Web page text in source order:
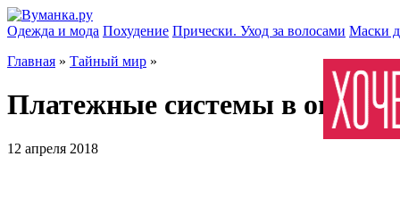
Одежда и мода Похудение Прически. Уход за волосами Маски
Главная » Тайный мир »
Платежные системы в онлайн
12 апреля 2018